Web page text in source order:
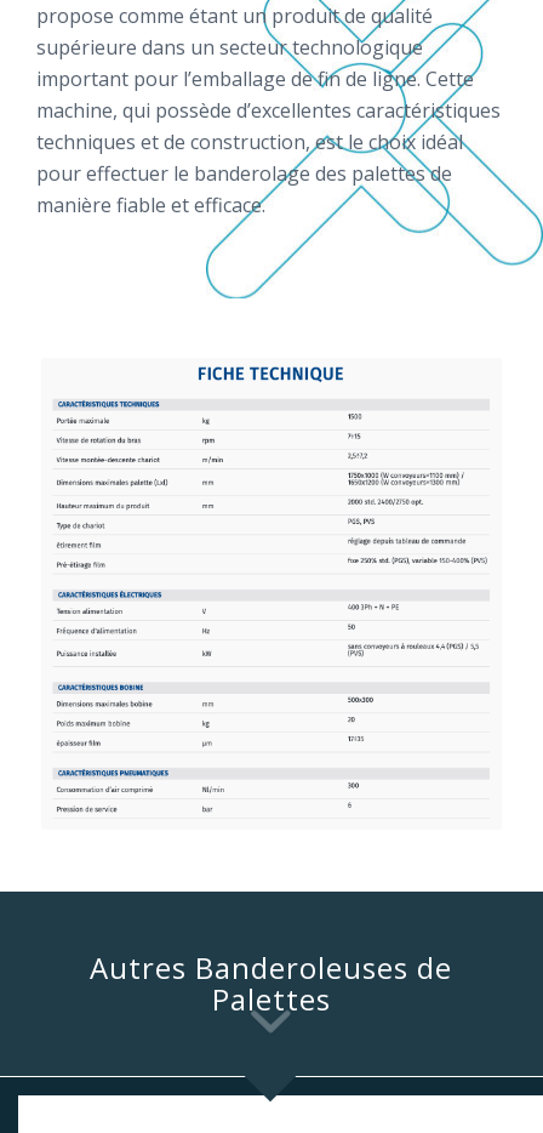
propose comme étant un produit de qualité
supérieure dans un secteur technologique
important pour l’emballage de fin de ligne. Cette
machine, qui possède d’excellentes caractéristiques
techniques et de construction, est le choix idéal
pour effectuer le banderolage des palettes de
manière fiable et efficace.
Autres Banderoleuses de
Palettes